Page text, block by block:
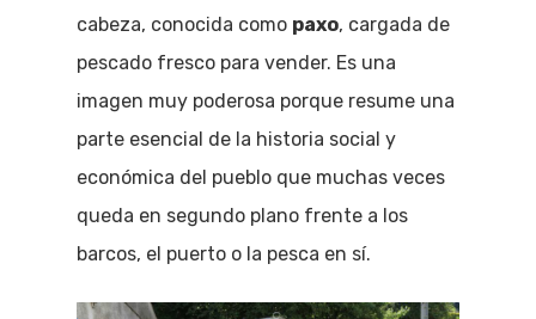
cabeza, conocida como paxo, cargada de
pescado fresco para vender. Es una
imagen muy poderosa porque resume una
parte esencial de la historia social y
económica del pueblo que muchas veces
queda en segundo plano frente a los
barcos, el puerto o la pesca en sí.